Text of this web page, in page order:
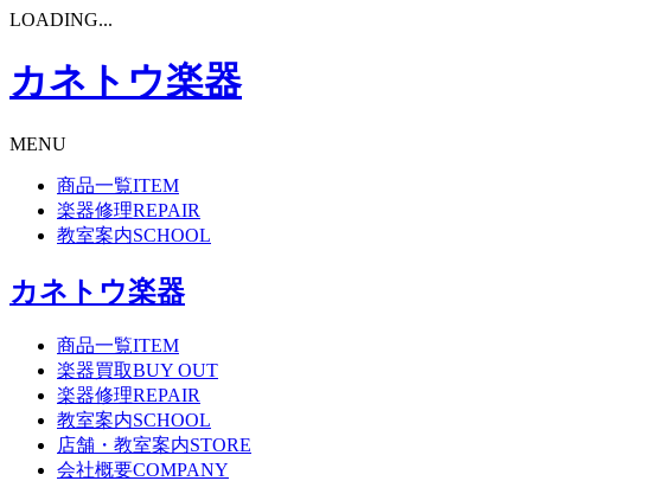
LOADING...
カネトウ楽器
MENU
商品一覧ITEM
楽器修理REPAIR
教室案内SCHOOL
カネトウ楽器
商品一覧ITEM
楽器買取BUY OUT
楽器修理REPAIR
教室案内SCHOOL
店舗・教室案内STORE
会社概要COMPANY